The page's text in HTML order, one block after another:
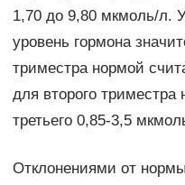
1,70 до 9,80 мкмоль/л.
уровень гормона
триместра нормой
для второго
третьего 0,85-3,5
Отклонениями от